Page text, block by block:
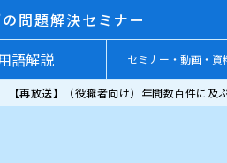
問題解決セミナー
語解説 セミナー・動画・資
【再放送】（役職者向け）年間数百件に